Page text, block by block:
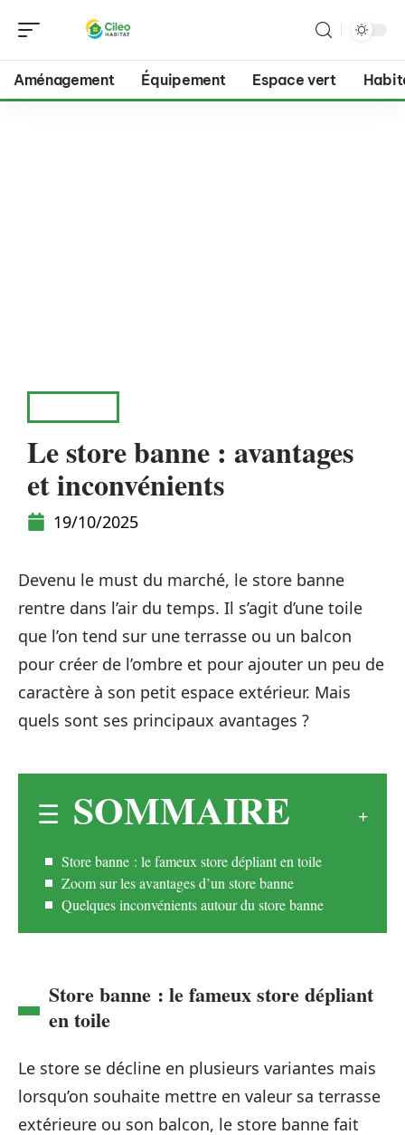
Aménagement Équipement Espace vert
Le store banne : avantages
et inconvénients
19/10/2025
Devenu le must du marché, le store banne
rentre dans l’air du temps. Il s’agit d’une toile
que l’on tend sur une terrasse ou un balcon
pour créer de l’ombre et pour ajouter un peu de
caractère à son petit espace extérieur. Mais
quels sont ses principaux avantages ?
SOMMAIRE
Store banne : le fameux store dépliant en toile
Zoom sur les avantages d’un store banne
Quelques inconvénients autour du store banne
Store banne : le fameux store dépliant
en toile
Le store se décline en plusieurs variantes mais
lorsqu’on souhaite mettre en valeur sa terrasse
extérieure ou son balcon, le store banne fait